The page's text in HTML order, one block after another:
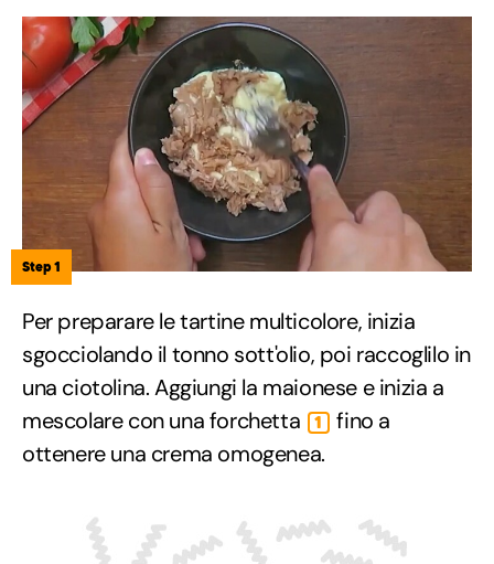
Step 1
Per preparare le tartine multicolore, inizia
sgocciolando il tonno sott'olio, poi raccoglilo in
una ciotolina. Aggiungi la maionese e inizia a
mescolare con una forchetta
1
fino a
ottenere una crema omogenea.